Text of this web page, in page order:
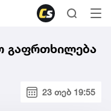
გაფრთხილება
23 თებ 19:55